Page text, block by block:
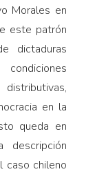
Morales en
este patrón
dictaduras
en la
queda en
caso chileno